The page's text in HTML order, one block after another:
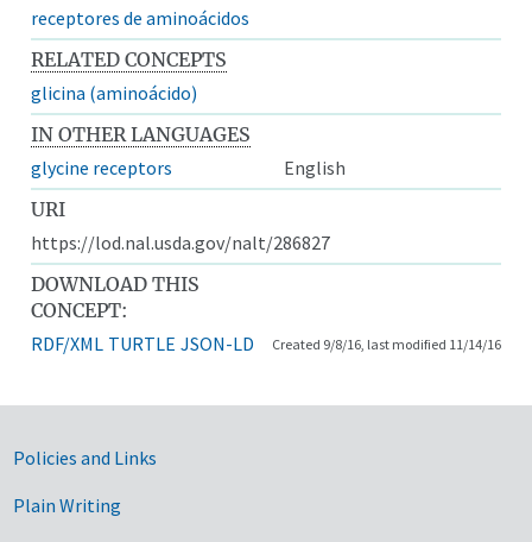
receptores de aminoácidos
RELATED CONCEPTS
glicina (aminoácido)
IN OTHER LANGUAGES
glycine receptors
English
URI
https://lod.nal.usda.gov/nalt/286827
DOWNLOAD THIS
CONCEPT:
RDF/XML TURTLE JSON-LD Created 9/8/16, last modified 11/14/16
Government Links
Policies and Links
Plain Writing